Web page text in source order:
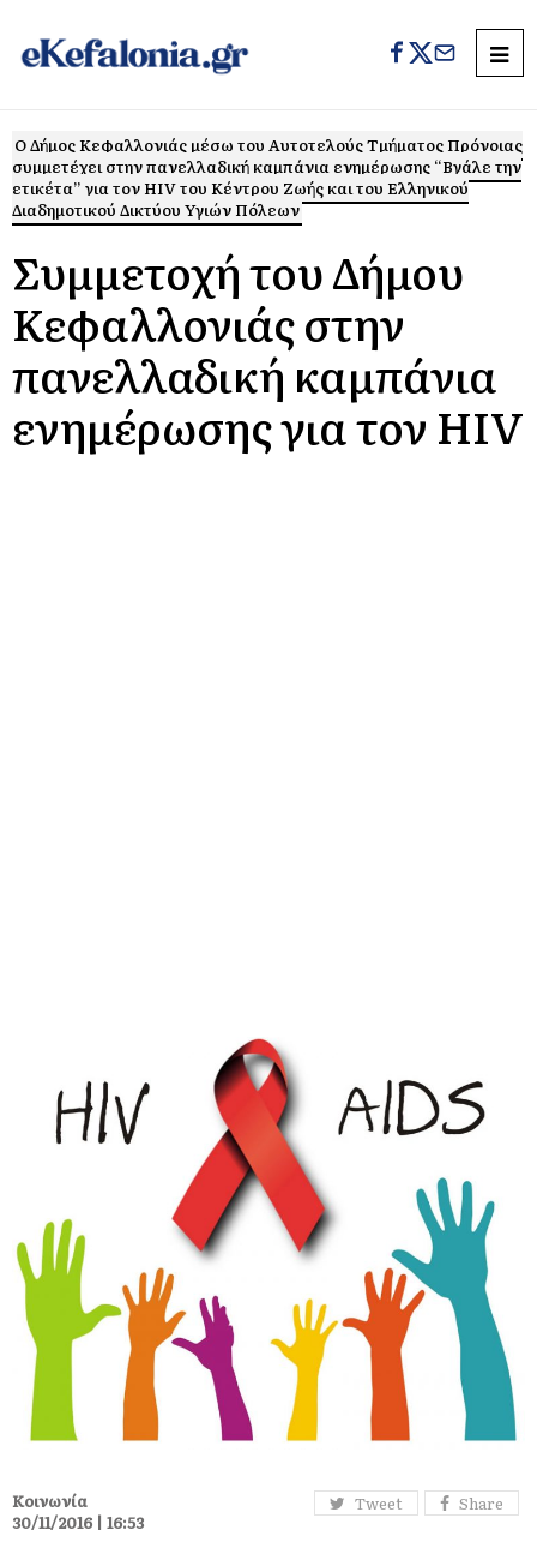
Ο Δήμος Κεφαλλονιάς μέσω του Αυτοτελούς Τμήματος Πρόνοιας
συμμετέχει στην πανελλαδική καμπάνια ενημέρωσης “Βγάλε την
ετικέτα” για τον HIV του Κέντρου Ζωής και του Ελληνικού
Διαδημοτικού Δικτύου Υγιών Πόλεων
Συμμετοχή του Δήμου
Κεφαλλονιάς στην
πανελλαδική καμπάνια
ενημέρωσης για τον HIV
Tweet Share
Κοινωνία
30/11/2016 | 16:53